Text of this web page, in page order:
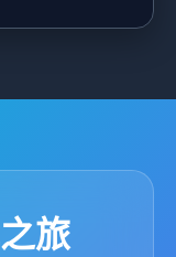
旅